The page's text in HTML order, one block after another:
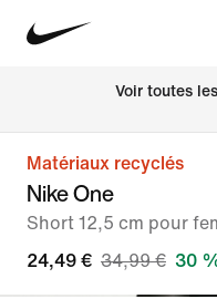
Voir toutes
Matériaux recyclés
Nike One
Short 12,5 cm pour
24,49 € 34,99 € 30